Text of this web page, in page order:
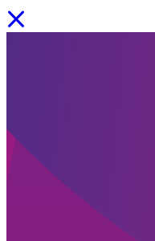
Cleaning services